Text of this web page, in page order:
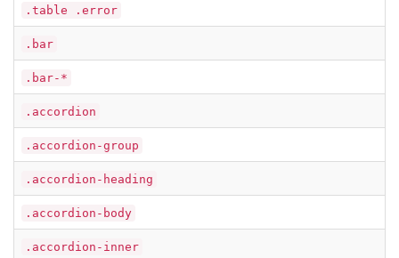
.table .error
.bar
.bar-*
.accordion
.accordion-group
.accordion-heading
.accordion-body
.accordion-inner